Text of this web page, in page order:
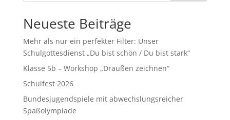
Neueste Beiträge
Mehr als nur ein perfekter Filter: Unser
Schulgottesdienst „Du bist schön / Du bist stark“
Klasse 5b – Workshop „Draußen zeichnen“
Schulfest 2026
Bundesjugendspiele mit abwechslungsreicher
Spaßolympiade